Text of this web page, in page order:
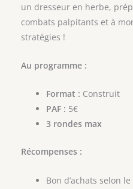
un dresseur en herbe,
combats palpitants et à
stratégies !
Au programme :
Format : Construit
PAF : 5€
3 rondes max
Récompenses :
Bon d’achats selon